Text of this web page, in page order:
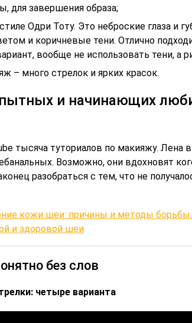
для завершения образа;
Одри Тоту. Это неброские глаза и
и коричневые тени. Отлично
вообще не использовать тени, а
– много стрелок и ярких красок.
и начинающих
тысяча туториалов по макияжу. Лена
Возможно, они вдохновят
разобраться с тем, что не
кожи шеи: причины и методы
и здоровой шеи
без слов
четыре варианта